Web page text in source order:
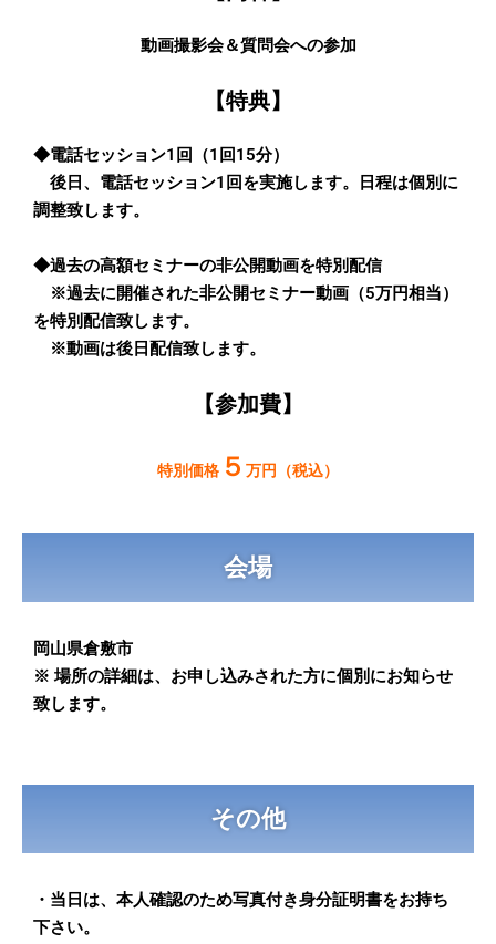
動画撮影会＆質問会への参加
【特典】
◆電話セッション1回（1回15分）
後日、電話セッション1回を実施します。日程は個別に
調整致します。
◆過去の高額セミナーの非公開動画を特別配信
※過去に開催された非公開セミナー動画（5万円相当）
を特別配信致します。
※動画は後日配信致します。
【参加費】
特別価格 ５ 万円（税込）
会場
岡山県倉敷市
※ 場所の詳細は、お申し込みされた方に個別にお知らせ
致します。
その他
・当日は、本人確認のため写真付き身分証明書をお持ち
下さい。